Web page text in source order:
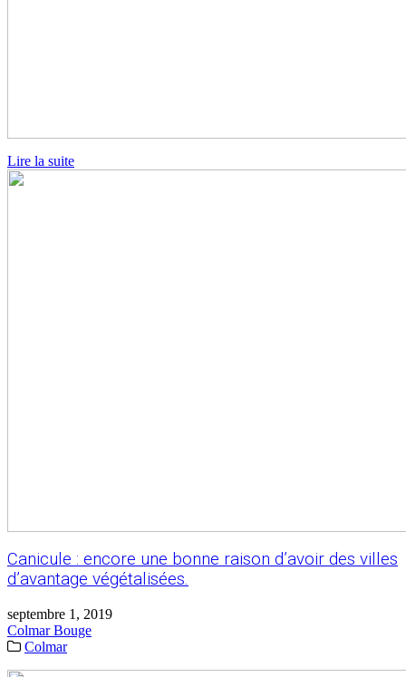
Lire la suite
Canicule : encore une bonne raison d’avoir des villes
d’avantage végétalisées.
septembre 1, 2019
Colmar Bouge
Colmar